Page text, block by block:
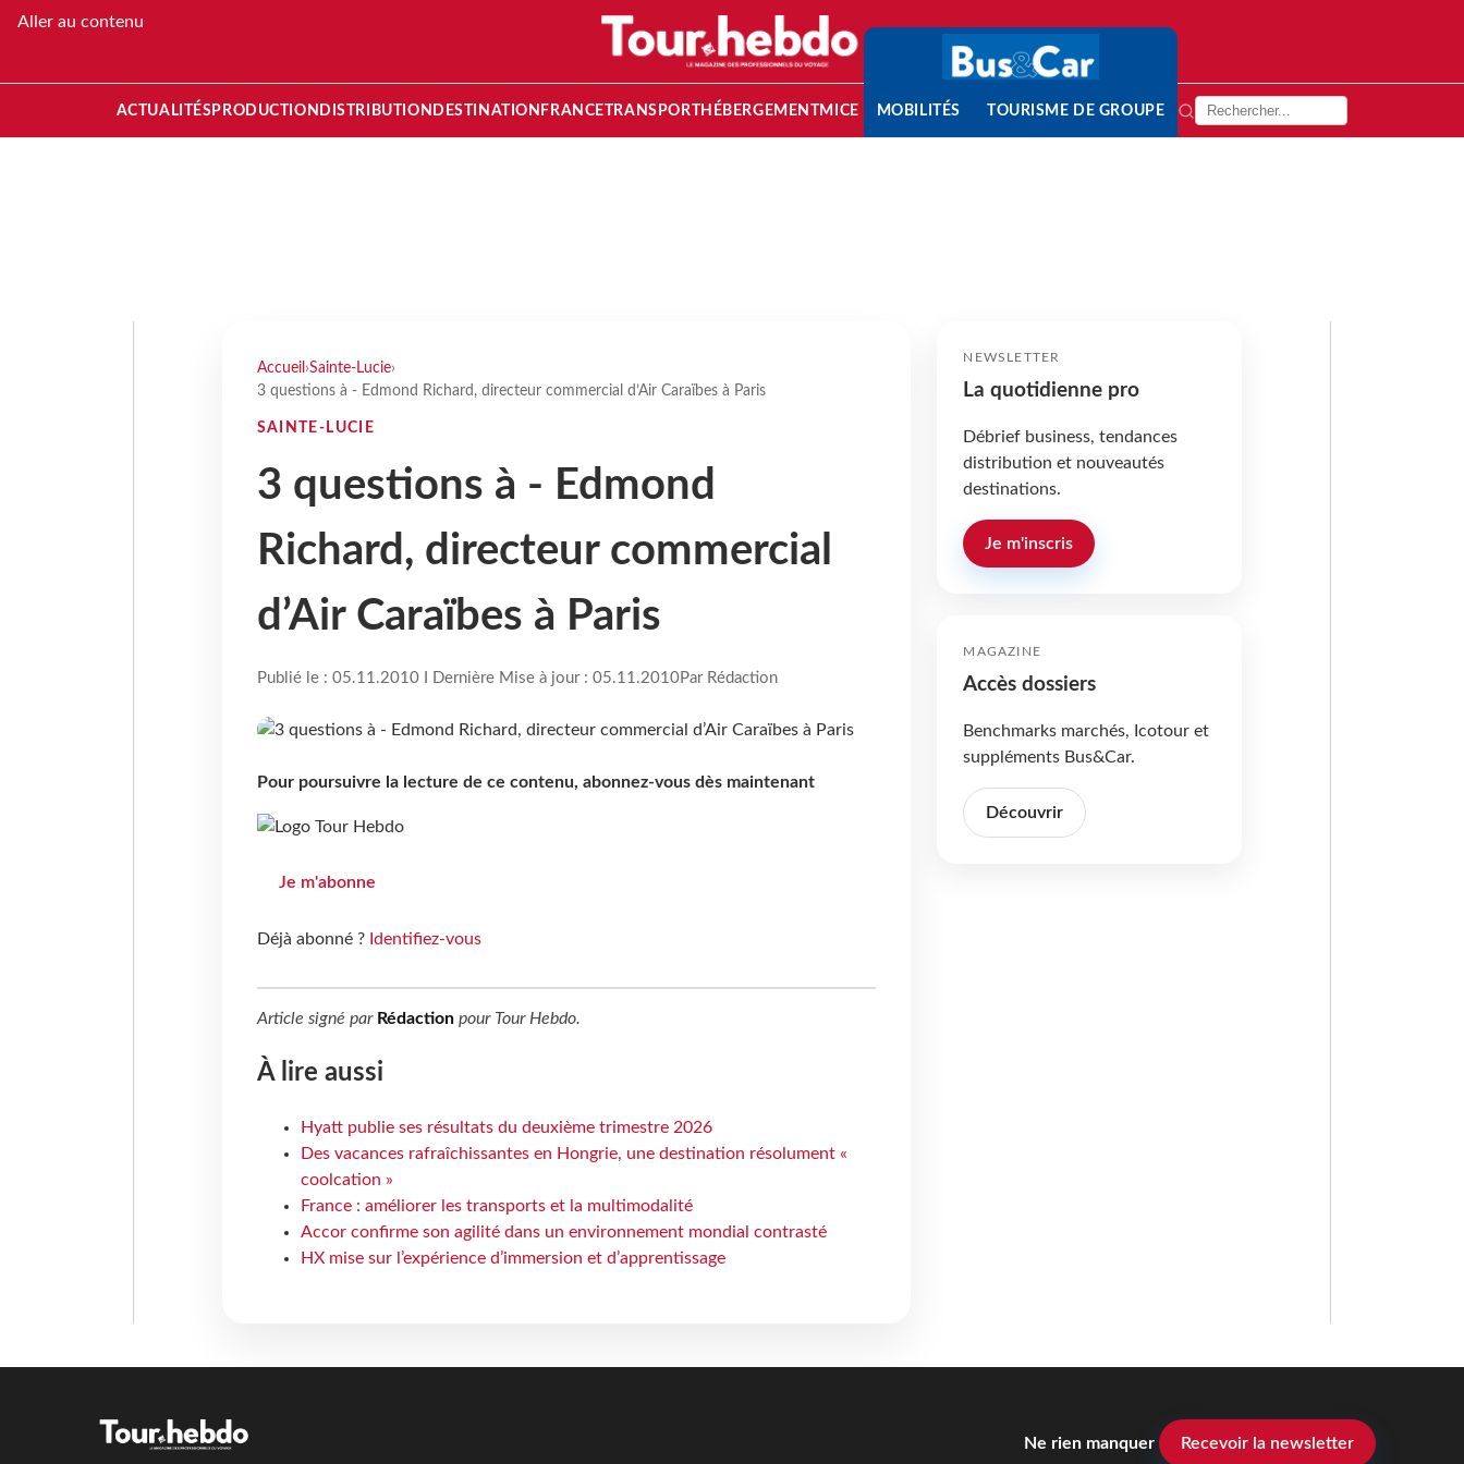
Aller au contenu
ACTUALITÉS PRODUCTION DISTRIBUTION DESTINATION FRANCETRANSPORT HÉBERGEMENTMICE MOBILITÉS TOURISME DE GROUPE
Accueil ›Sainte-Lucie›
3 questions à - Edmond Richard, directeur commercial d’Air Caraïbes à Paris
SAINTE-LUCIE
3 questions à - Edmond
Richard, directeur commercial
d’Air Caraïbes à Paris
Publié le : 05.11.2010 I Dernière Mise à jour : 05.11.2010Par Rédaction
Pour poursuivre la lecture de ce contenu, abonnez-vous dès maintenant
Je m'abonne
Déjà abonné ? Identifiez-vous
Article signé par Rédactionpour Tour Hebdo.
À lire aussi
Hyatt publie ses résultats du deuxième trimestre 2026
Des vacances rafraîchissantes en Hongrie, une destination résolument «
coolcation »
France : améliorer les transports et la multimodalité
Accor confirme son agilité dans un environnement mondial contrasté
HX mise sur l’expérience d’immersion et d’apprentissage
NEWSLETTER
La quotidienne pro
Débrief business, tendances
distribution et nouveautés
destinations.
Je m'inscris
MAGAZINE
Accès dossiers
Benchmarks marchés, Icotour et
suppléments Bus&Car.
Découvrir
Ne rien manquer Recevoir la newsletter